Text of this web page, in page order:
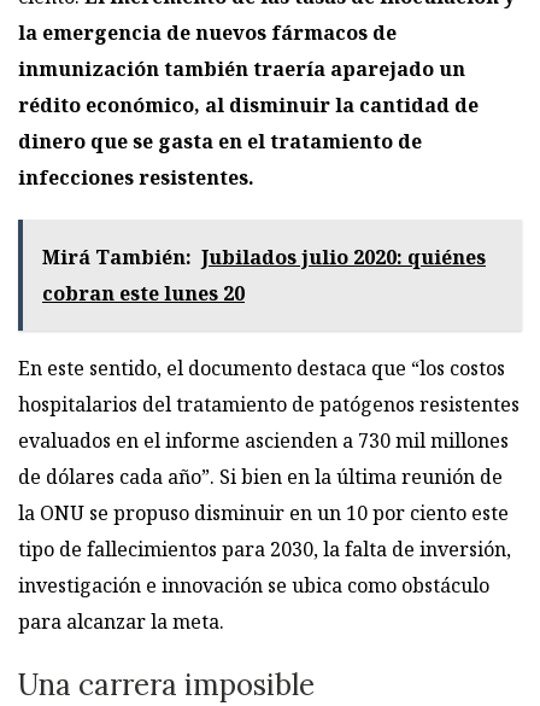
la emergencia de nuevos fármacos de
inmunización también traería aparejado un
rédito económico, al disminuir la cantidad de
dinero que se gasta en el tratamiento de
infecciones resistentes.
Mirá También: Jubilados julio 2020: quiénes
cobran este lunes 20
En este sentido, el documento destaca que “los costos
hospitalarios del tratamiento de patógenos resistentes
evaluados en el informe ascienden a 730 mil millones
de dólares cada año”. Si bien en la última reunión de
la ONU se propuso disminuir en un 10 por ciento este
tipo de fallecimientos para 2030, la falta de inversión,
investigación e innovación se ubica como obstáculo
para alcanzar la meta.
Una carrera imposible